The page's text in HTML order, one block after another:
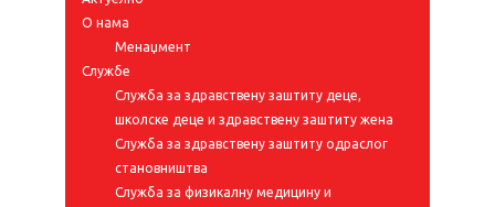
О нама
Менаџмент
Службе
Служба за здравствену заштиту деце,
школске деце и здравствену заштиту жена
Служба за здравствену заштиту одраслог
становништва
Служба за физикалну медицину и